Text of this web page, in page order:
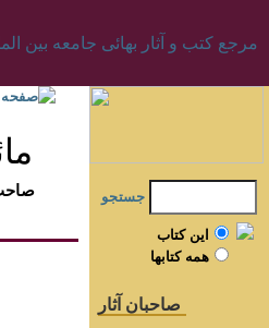
صفحه
جستجو
اين کتاب
همه کتابها
صاحبان آثار